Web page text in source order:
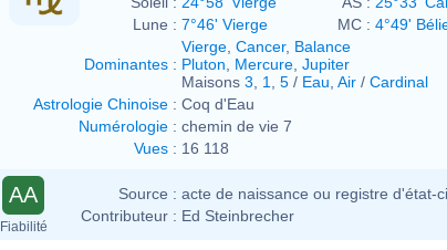
Lune : 7°46' Vierge MC : 4°49'
Dominantes :
Vierge Cancer, Balance
Pluton
Mercure Jupiter
Maisons 3 1 5 / Eau Air / Cardinal
Astrologie Chinoise : Coq d'Eau
Numérologie : chemin de vie 7
Vues : 16 118
AA
Fiabilité
Source : acte de naissance ou registre d'état-
Contributeur : Ed Steinbrecher